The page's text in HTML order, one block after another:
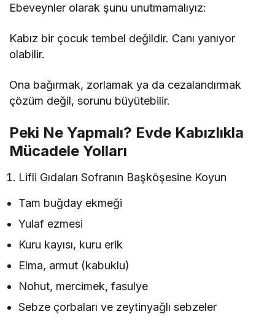
Ebeveynler olarak şunu unutmamalıyız:
Kabız bir çocuk tembel değildir. Canı yanıyor
olabilir.
Ona bağırmak, zorlamak ya da cezalandırmak
çözüm değil, sorunu büyütebilir.
Peki Ne Yapmalı? Evde Kabızlıkla
Mücadele Yolları
Lifli Gıdaları Sofranın Başköşesine Koyun
Tam buğday ekmeği
Yulaf ezmesi
Kuru kayısı, kuru erik
Elma, armut (kabuklu)
Nohut, mercimek, fasulye
Sebze çorbaları ve zeytinyağlı sebzeler